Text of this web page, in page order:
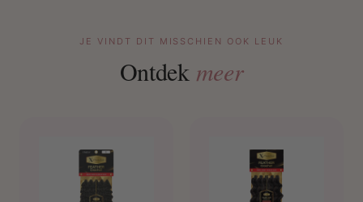
JE VINDT DIT MISSCHIEN OOK LEUK
Ontdek meer